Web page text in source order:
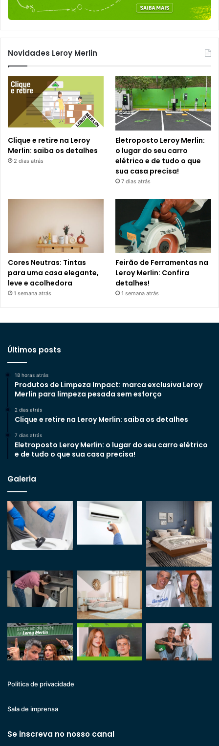
Novidades Leroy Merlin
Clique e retire na Leroy
Merlin: saiba os detalhes
2 dias atrás
Eletroposto Leroy Merlin:
o lugar do seu carro
elétrico e de tudo o que
sua casa precisa!
7 dias atrás
Cores Neutras: Tintas
para uma casa elegante,
leve e acolhedora
1 semana atrás
Feirão de Ferramentas na
Leroy Merlin: Confira
detalhes!
1 semana atrás
Últimos posts
18 horas atrás
Produtos de Limpeza Impact: marca exclusiva Leroy
Merlin para limpeza pesada sem esforço
2 dias atrás
Clique e retire na Leroy Merlin: saiba os detalhes
7 dias atrás
Eletroposto Leroy Merlin: o lugar do seu carro elétrico
e de tudo o que sua casa precisa!
Galeria
Politica de privacidade
Sala de imprensa
Se inscreva no nosso canal